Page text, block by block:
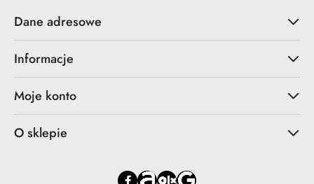
Dane adresowe
Informacje
Moje konto
O sklepie